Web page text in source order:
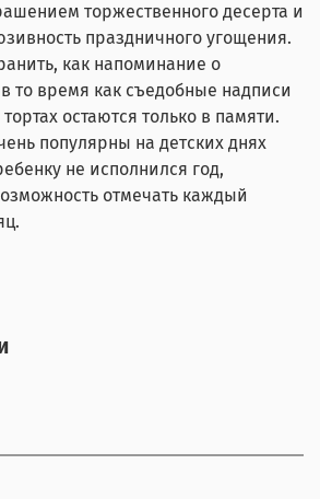
торжественного десерта и
праздничного угощения.
как напоминание о
то время как съедобные надписи
остаются только в памяти.
популярны на детских днях
не исполнился год,
отмечать каждый